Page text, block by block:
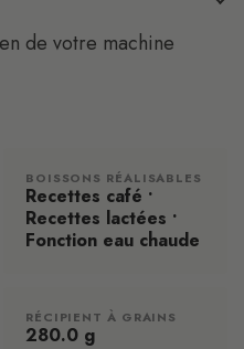
de votre machine
BOISSONS RÉALISABLES
Recettes café •
Recettes lactées •
Fonction eau chaude
RÉCIPIENT À GRAINS
280.0 g